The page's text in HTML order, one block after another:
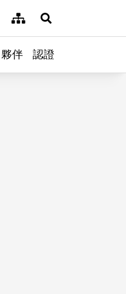
網站導覽展開搜尋
夥伴 認證